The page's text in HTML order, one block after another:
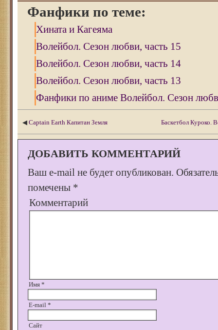
Фанфики по теме:
Хината и Кагеяма
Волейбол. Сезон любви, часть 15
Волейбол. Сезон любви, часть 14
Волейбол. Сезон любви, часть 13
Фанфики по аниме Волейбол. Сезон
◀ Captain Earth Капитан Земля Баскетбол Куроко.
ДОБАВИТЬ КОММЕНТАРИЙ
Ваш e-mail не будет опубликован.
помечены *
Комментарий
Имя *
E-mail *
Сайт